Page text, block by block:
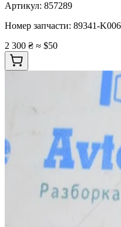
Артикул: 857289
Номер запчасти: 89341-
2 300 ₴ ≈ $50